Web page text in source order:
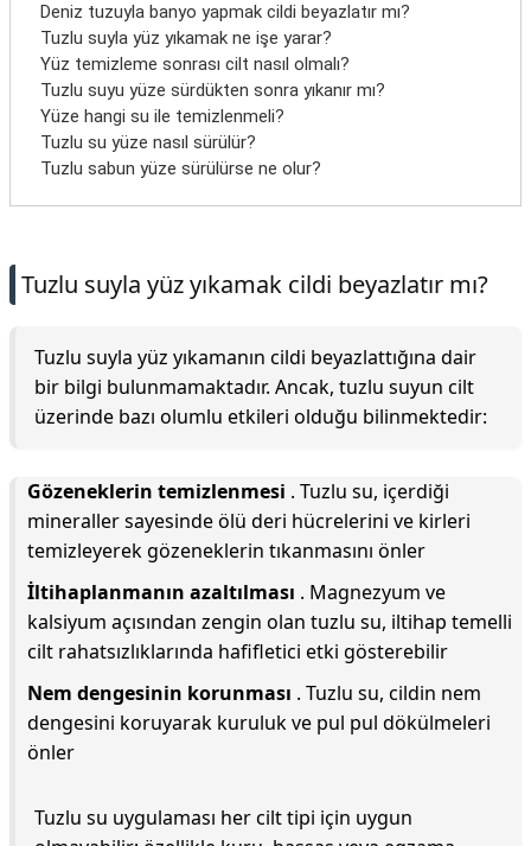
Deniz tuzuyla banyo yapmak cildi beyazlatır mı?
Tuzlu suyla yüz yıkamak ne işe yarar?
Yüz temizleme sonrası cilt nasıl olmalı?
Tuzlu suyu yüze sürdükten sonra yıkanır mı?
Yüze hangi su ile temizlenmeli?
Tuzlu su yüze nasıl sürülür?
Tuzlu sabun yüze sürülürse ne olur?
Tuzlu suyla yüz yıkamak cildi beyazlatır mı?
Tuzlu suyla yüz yıkamanın cildi beyazlattığına dair
bir bilgi bulunmamaktadır. Ancak, tuzlu suyun cilt
üzerinde bazı olumlu etkileri olduğu bilinmektedir:
Gözeneklerin temizlenmesi . Tuzlu su, içerdiği
mineraller sayesinde ölü deri hücrelerini ve kirleri
temizleyerek gözeneklerin tıkanmasını önler
İltihaplanmanın azaltılması . Magnezyum ve
kalsiyum açısından zengin olan tuzlu su, iltihap temelli
cilt rahatsızlıklarında hafifletici etki gösterebilir
Nem dengesinin korunması . Tuzlu su, cildin nem
dengesini koruyarak kuruluk ve pul pul dökülmeleri
önler
Tuzlu su uygulaması her cilt tipi için uygun